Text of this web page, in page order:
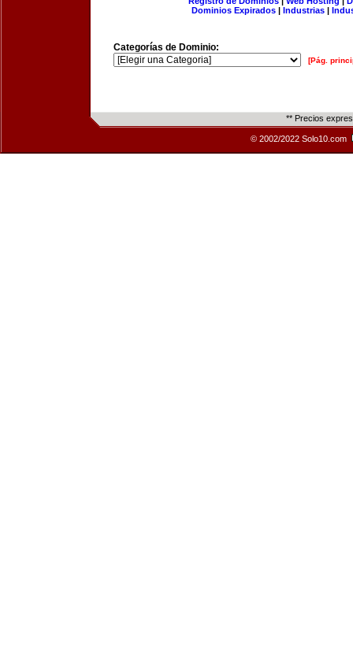
Dominios Expirados | Industrias |
Categorías de Dominio:
[Pág.
** Precios
© 2002/2022 Solo10.com